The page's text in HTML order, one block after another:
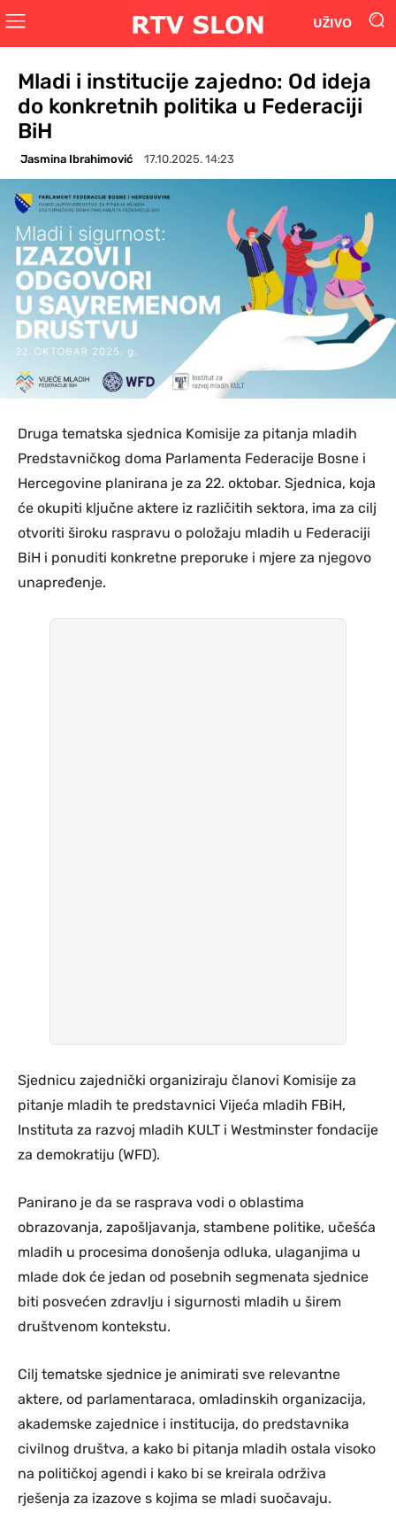
UŽIVO
Mladi i institucije zajedno: Od ideja
do konkretnih politika u Federaciji
BiH
Jasmina Ibrahimović 17.10.2025. 14:23
Druga tematska sjednica Komisije za pitanja mladih
Predstavničkog doma Parlamenta Federacije Bosne i
Hercegovine planirana je za 22. oktobar. Sjednica, koja
će okupiti ključne aktere iz različitih sektora, ima za cilj
otvoriti široku raspravu o položaju mladih u Federaciji
BiH i ponuditi konkretne preporuke i mjere za njegovo
unapređenje.
Sjednicu zajednički organiziraju članovi Komisije za
pitanje mladih te predstavnici Vijeća mladih FBiH,
Instituta za razvoj mladih KULT i Westminster fondacije
za demokratiju (WFD).
Panirano je da se rasprava vodi o oblastima
obrazovanja, zapošljavanja, stambene politike, učešća
mladih u procesima donošenja odluka, ulaganjima u
mlade dok će jedan od posebnih segmenata sjednice
biti posvećen zdravlju i sigurnosti mladih u širem
društvenom kontekstu.
Cilj tematske sjednice je animirati sve relevantne
aktere, od parlamentaraca, omladinskih organizacija,
akademske zajednice i institucija, do predstavnika
civilnog društva, a kako bi pitanja mladih ostala visoko
na političkoj agendi i kako bi se kreirala održiva
rješenja za izazove s kojima se mladi suočavaju.